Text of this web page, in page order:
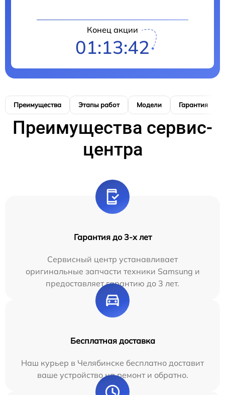
Конец акции
01:13:41
Преимущества Этапы работ Модели Гарантия
Преимущества сервис-
центра
Гарантия до 3-х лет
Сервисный центр устанавливает
оригинальные запчасти техники Samsung и
предоставляет гарантию до 3 лет.
Бесплатная доставка
Наш курьер в Челябинске бесплатно доставит
ваше устройство на ремонт и обратно.